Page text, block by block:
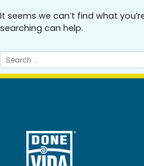
It seems we can’t find what
searching can help.